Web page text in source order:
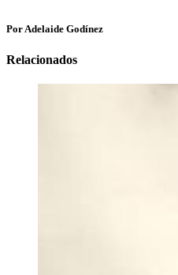
Por Adelaide Godínez
Relacionados